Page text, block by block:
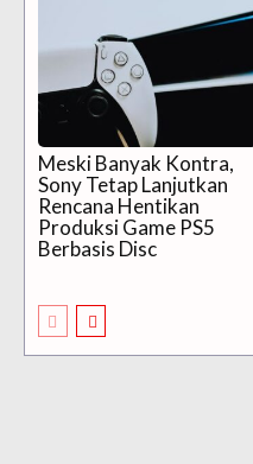
Meski Banyak Kontra,
Sony Tetap Lanjutkan
Rencana Hentikan
Produksi Game PS5
Berbasis Disc